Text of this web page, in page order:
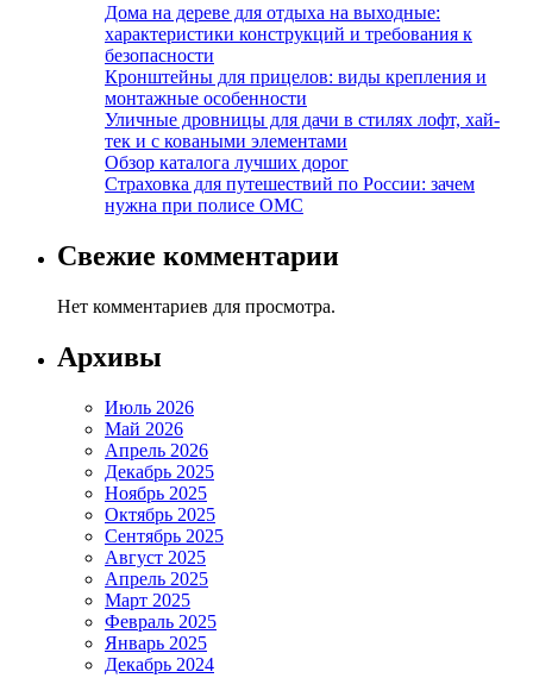
Дома на дереве для отдыха на выходные:
характеристики конструкций и требования к
безопасности
Кронштейны для прицелов: виды крепления и
монтажные особенности
Уличные дровницы для дачи в стилях лофт, хай-
тек и с коваными элементами
Обзор каталога лучших дорог
Страховка для путешествий по России: зачем
нужна при полисе ОМС
Свежие комментарии
Нет комментариев для просмотра.
Архивы
Июль 2026
Май 2026
Апрель 2026
Декабрь 2025
Ноябрь 2025
Октябрь 2025
Сентябрь 2025
Август 2025
Апрель 2025
Март 2025
Февраль 2025
Январь 2025
Декабрь 2024